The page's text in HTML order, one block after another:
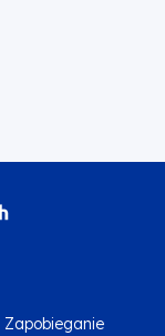
Zapobieganie